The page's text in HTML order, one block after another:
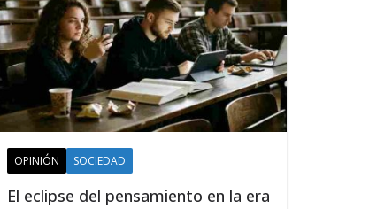
OPINIÓN SOCIEDAD
El eclipse del pensamiento en la era